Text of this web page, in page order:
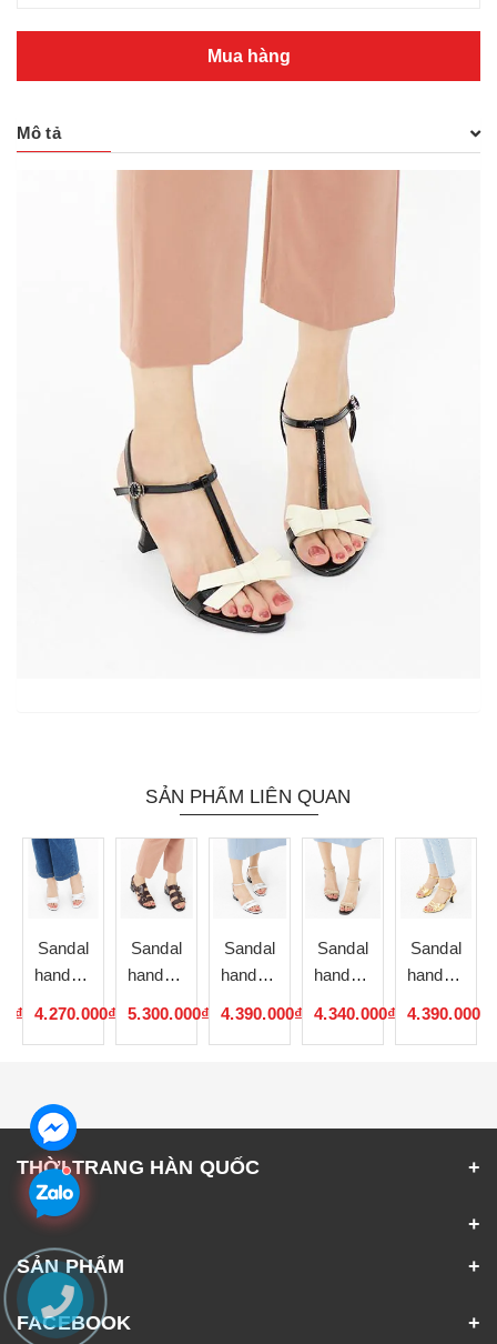
Mua hàng
Mô tả
SẢN PHẨM LIÊN QUAN
Sandal
handmade
4.270.000₫
Sandal
handmade
5.300.000₫
Sandal
handmade
4.390.000₫
Sandal
handmade
4.340.000₫
Sandal
handmade
4.390.000₫
THỜI TRANG HÀN QUỐC
SẢN PHẨM
FACEBOOK